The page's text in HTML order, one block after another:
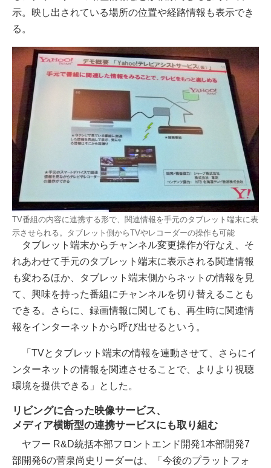
示。映し出されている場所の位置や経路情報も表示でき
る。
TV番組の内容に連携する形で、関連情報を手元のタブレット端末に表
示させられる。タブレット側からTVやレコーダーの操作も可能
タブレット端末からチャンネル変更操作が行なえ、そ
れあわせて手元のタブレット端末に表示される関連情報
も変わるほか、タブレット端末側からネットの情報を見
て、興味を持った番組にチャンネルを切り替えることも
できる。さらに、録画情報に関しても、再生時に関連情
報をインターネットから呼び出せるという。
「TVとタブレット端末の情報を連動させて、さらにイ
ンターネットの情報を関連させることで、よりより視聴
環境を提供できる」とした。
リビングに合った映像サービス、
メディア横断型の連携サービスにも取り組む
ヤフー R&D統括本部フロントエンド開発1本部開発7
部開発6の菅泉尚史リーダーは、「今後のプラットフォ